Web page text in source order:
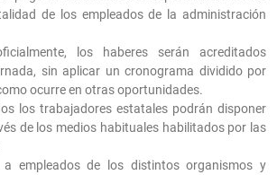
de los empleados de la administración
los haberes serán acreditados
sin aplicar un cronograma dividido por
ocurre en otras oportunidades.
los trabajadores estatales podrán disponer
de los medios habituales habilitados por las
empleados de los distintos organismos y